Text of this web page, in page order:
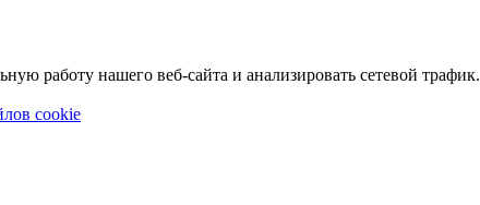
работу нашего веб-сайта и анализировать сетевой трафик.
cookie